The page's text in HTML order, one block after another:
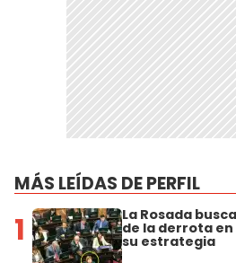
MÁS LEÍDAS DE PERFIL
1 La Rosada
de la derrota
su estrategia